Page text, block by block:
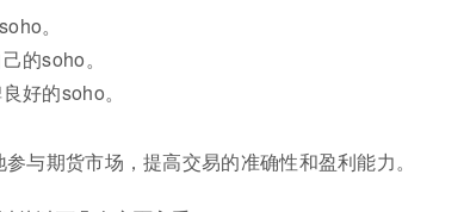
。
的soho。
好的soho。
与期货市场，提高交易的准确性和盈利能力。